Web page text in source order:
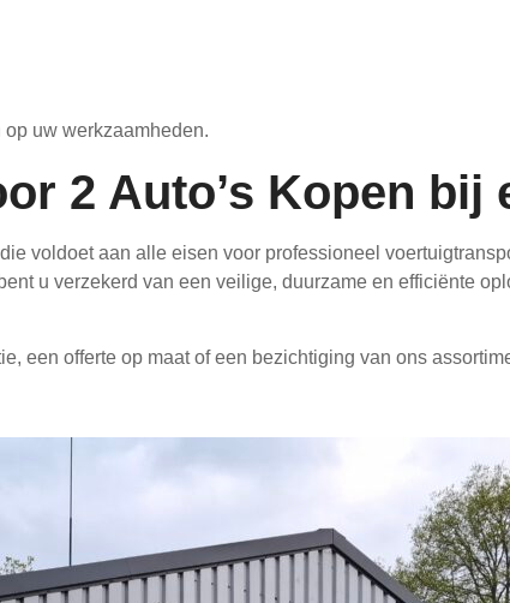
uw werkzaamheden.
2 Auto’s Kopen bij
die voldoet aan alle eisen voor professioneel
u verzekerd van een veilige, duurzame en efficiënte
een offerte op maat of een bezichtiging van ons